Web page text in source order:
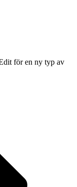
för en ny typ av